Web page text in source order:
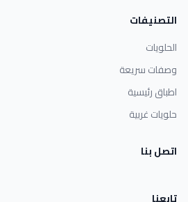
التصنيفات
الحلويات
وصفات سريعة
اطباق رئيسية
حلويات غربية
اتصل بنا
تابعنا